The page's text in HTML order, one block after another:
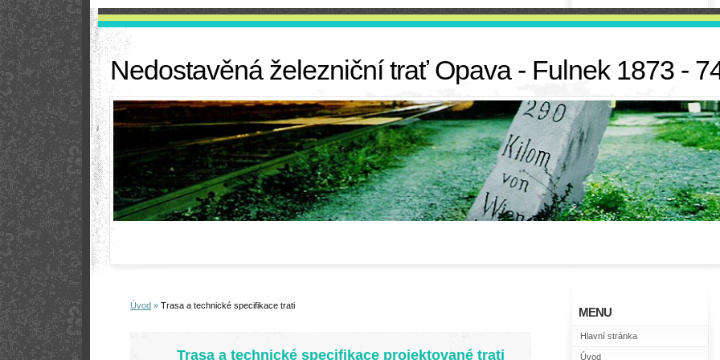
Nedostavěná železniční trať Opava - Fulnek 1873 -
Úvod » Trasa a technické specifikace trati
Trasa a technické specifikace projektované trati
MENU
Hlavní stránka
Úvod